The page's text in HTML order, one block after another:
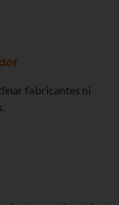
fabricantes ni